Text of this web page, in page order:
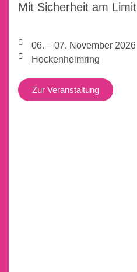
Mit Sicherheit am Limit
06. – 07. November 2026
Hockenheimring
Zur Veranstaltung